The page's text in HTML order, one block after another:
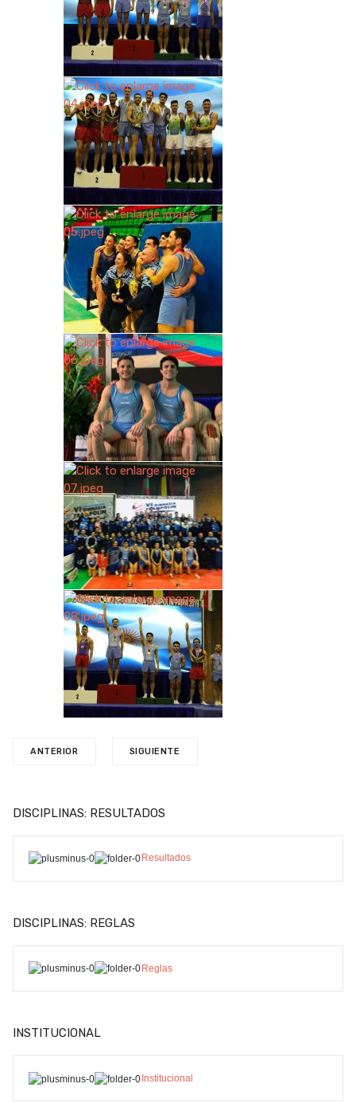
ANTERIOR SIGUIENTE
DISCIPLINAS: RESULTADOS
Resultados
DISCIPLINAS: REGLAS
Reglas
INSTITUCIONAL
Institucional